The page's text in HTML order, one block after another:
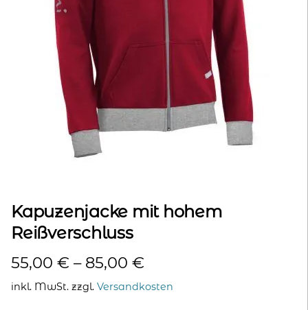
Kapuzenjacke mit hohem
Reißverschluss
55,00 € – 85,00 €
inkl. MwSt. zzgl. Versandkosten